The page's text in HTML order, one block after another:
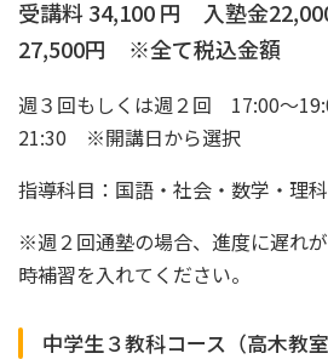
受講料 34,100 円 入塾金
27,500円 ※全て税込金額
週３回もしくは週２回 17:00～
21:30 ※開講日から選択
指導科目：国語・社会・数学・理
※週２回通塾の場合、進度に遅れ
時補習を入れてください。
中学生３教科コース（高木教室